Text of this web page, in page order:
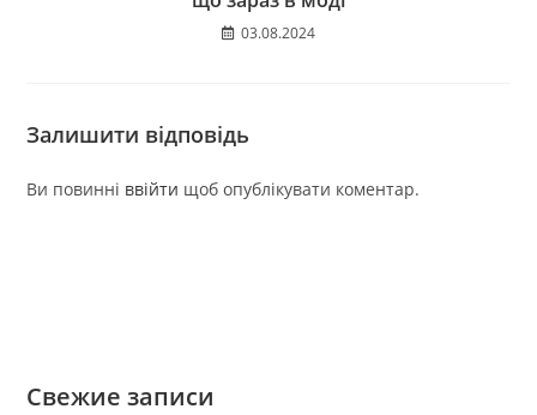
03.08.2024
Залишити відповідь
Ви повинні ввійти щоб опублікувати коментар.
Свежие записи